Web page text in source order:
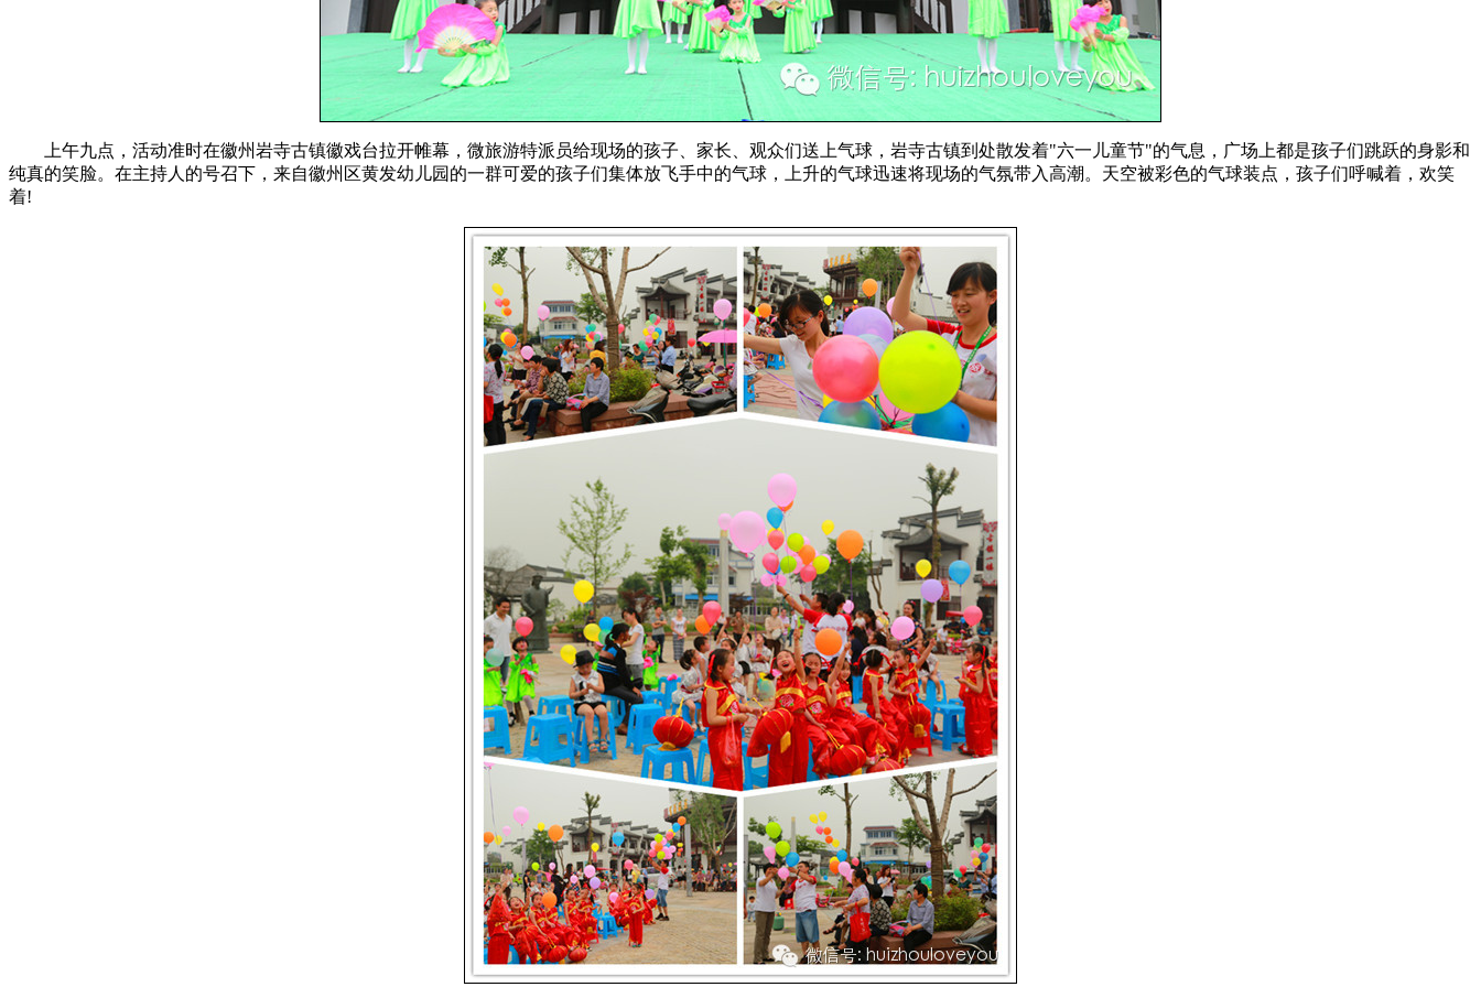
上午九点，活动准时在徽州岩寺古镇徽戏台拉开帷幕，微旅游特派员给现场的孩子、家长、观众们送上气球，岩寺古镇到处散发着"六一儿童节"的气息，广场上都是孩子们跳跃的身影和
纯真的笑脸。在主持人的号召下，来自徽州区黄发幼儿园的一群可爱的孩子们集体放飞手中的气球，上升的气球迅速将现场的气氛带入高潮。天空被彩色的气球装点，孩子们呼喊着，欢笑
着!